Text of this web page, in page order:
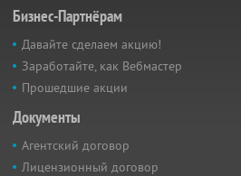
Бизнес-Партнёрам
Давайте сделаем акцию!
Заработайте, как Вебмастер
Прошедшие акции
Документы
Агентский договор
Лицензионный договор